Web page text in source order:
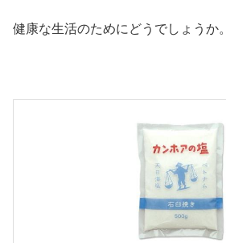
健康な生活のためにどうでしょうか。